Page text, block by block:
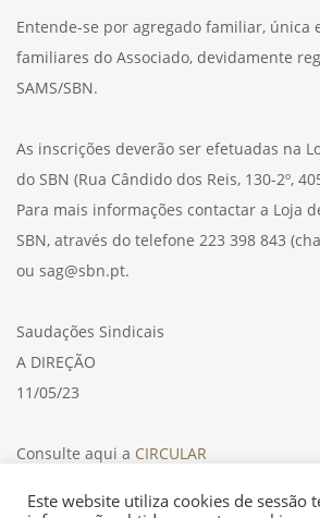
Entende-se por agregado familiar, única
familiares do Associado, devidamente
SAMS/SBN.
As inscrições deverão ser efetuadas na
do SBN (Rua Cândido dos Reis, 130-2º,
Para mais informações contactar a Loja
SBN, através do telefone 223 398 843
ou sag@sbn.pt.
Saudações Sindicais
A DIREÇÃO
11/05/23
Consulte aqui a CIRCULAR
Este website utiliza cookies de sessão